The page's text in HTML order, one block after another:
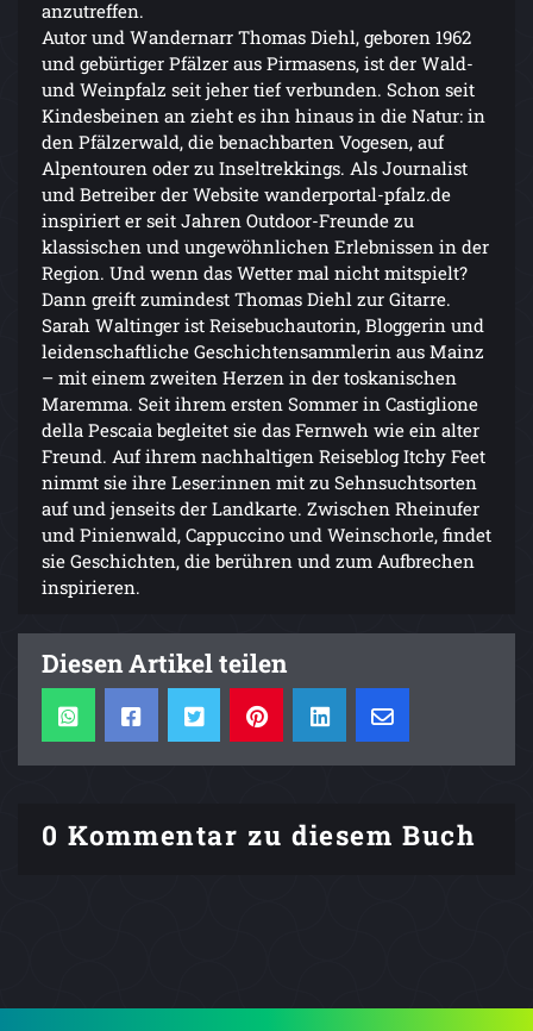
anzutreffen.
Autor und Wandernarr Thomas Diehl, geboren 1962
und gebürtiger Pfälzer aus Pirmasens, ist der Wald-
und Weinpfalz seit jeher tief verbunden. Schon seit
Kindesbeinen an zieht es ihn hinaus in die Natur: in
den Pfälzerwald, die benachbarten Vogesen, auf
Alpentouren oder zu Inseltrekkings. Als Journalist
und Betreiber der Website wanderportal-pfalz.de
inspiriert er seit Jahren Outdoor-Freunde zu
klassischen und ungewöhnlichen Erlebnissen in der
Region. Und wenn das Wetter mal nicht mitspielt?
Dann greift zumindest Thomas Diehl zur Gitarre.
Sarah Waltinger ist Reisebuchautorin, Bloggerin und
leidenschaftliche Geschichtensammlerin aus Mainz
– mit einem zweiten Herzen in der toskanischen
Maremma. Seit ihrem ersten Sommer in Castiglione
della Pescaia begleitet sie das Fernweh wie ein alter
Freund. Auf ihrem nachhaltigen Reiseblog Itchy Feet
nimmt sie ihre Leser:innen mit zu Sehnsuchtsorten
auf und jenseits der Landkarte. Zwischen Rheinufer
und Pinienwald, Cappuccino und Weinschorle, findet
sie Geschichten, die berühren und zum Aufbrechen
inspirieren.
Diesen Artikel teilen
0 Kommentar zu diesem Buch